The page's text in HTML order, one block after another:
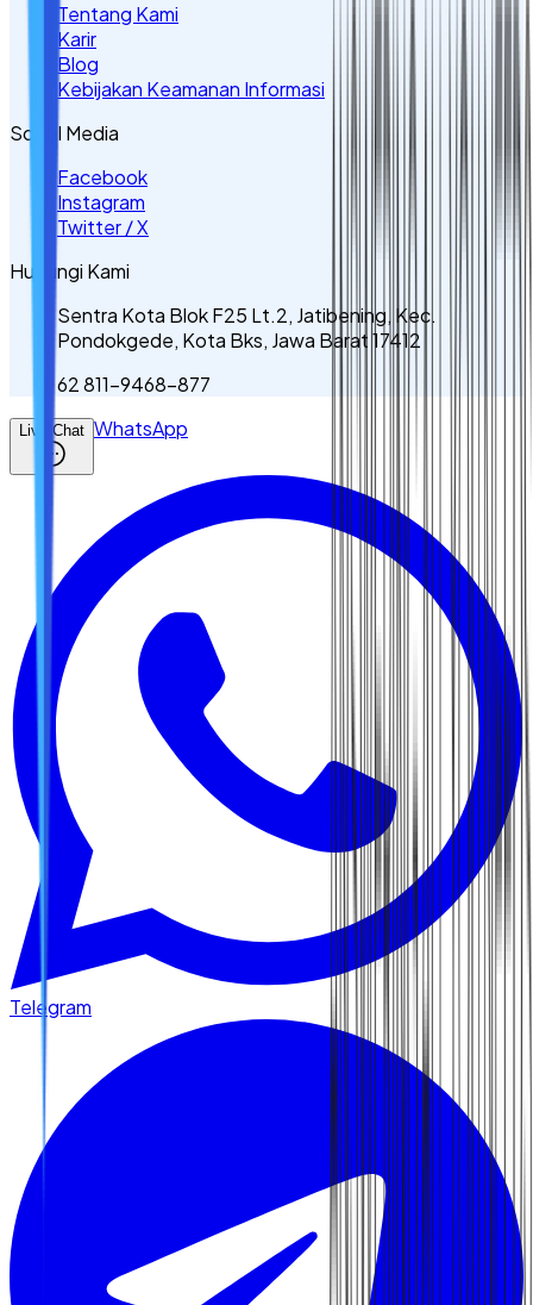
Tentang Kami
Karir
Blog
Kebijakan Keamanan Informasi
Sosial Media
Facebook
Instagram
Twitter / X
Hubungi Kami
Sentra Kota Blok F25 Lt.2, Jatibening, Kec.
Pondokgede, Kota Bks, Jawa Barat 17412
62 811-9468-877
Live Chat WhatsApp
Telegram